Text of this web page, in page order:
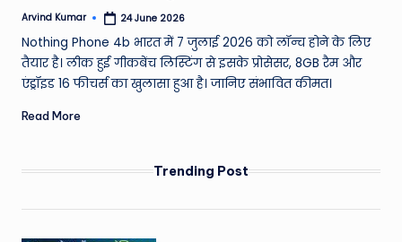
Posted
Arvind Kumar 24 June 2026
Nothing Phone 4b भारत में 7 जुलाई 2026 को लॉन्च होने के लिए
तैयार है। लीक हुई गीकबेंच लिस्टिंग से इसके प्रोसेसर, 8GB रैम और
एंड्रॉइड 16 फीचर्स का खुलासा हुआ है। जानिए संभावित कीमत।
Read More
Trending Post